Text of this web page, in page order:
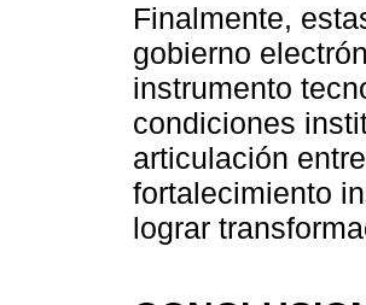
Finalmente,
gobierno
instrumento
condiciones
articulación
fortalecimiento
lograr